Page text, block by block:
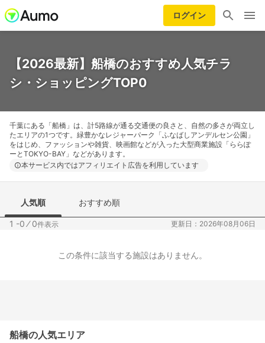
ログイン
【2026最新】船橋のおすすめ人気チラ
シ・ショッピングTOP0
千葉にある「船橋」は、計5路線が通る交通便の良さと、自然の多さが両立し
たエリアの1つです。緑豊かなレジャーパーク「ふなばしアンデルセン公園」
をはじめ、ファッションや雑貨、映画館などが入った大型商業施設「ららぽ
ーとTOKYO-BAY」などがあります。
本サービス内ではアフィリエイト広告を利用しています
人気順 おすすめ順
1 -0 ⁄0件表示 更新日：2026年08月06日
この条件に該当する施設はありません。
船橋の人気エリア